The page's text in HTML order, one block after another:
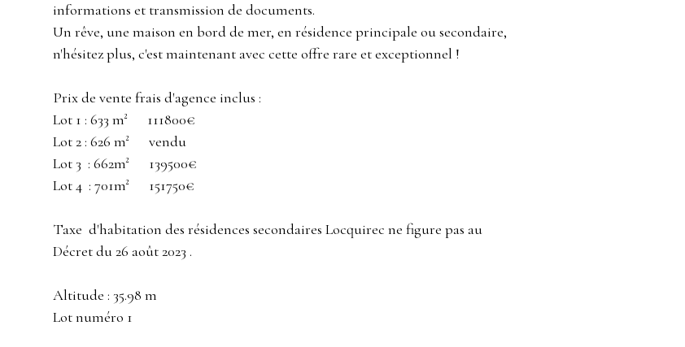
informations et transmission de documents.
Un rêve, une maison en bord de mer, en résidence principale ou secondaire,
n'hésitez plus, c'est maintenant avec cette offre rare et exceptionnel !
Prix de vente frais d'agence inclus :
Lot 1 : 633 m² 111800€
Lot 2 : 626 m² vendu
Lot 3 : 662m² 139500€
Lot 4 : 701m² 151750€
Taxe d'habitation des résidences secondaires Locquirec ne figure pas au
Décret du 26 août 2023 .
Altitude : 35.98 m
Lot numéro 1